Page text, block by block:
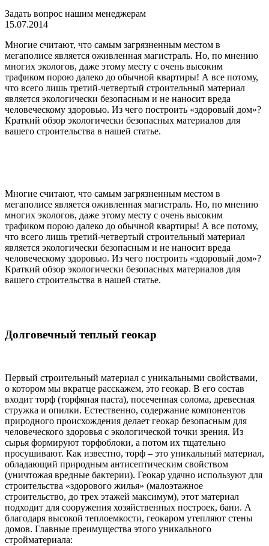
Задать вопрос нашим менеджерам
15.07.2014
Многие считают, что самым загрязненным местом в
мегаполисе является оживленная магистраль. Но, по мнению
многих экологов, даже этому месту с очень высоким
трафиком порою далеко до обычной квартиры! А все потому,
что всего лишь третий-четвертый строительный материал
является экологически безопасным и не наносит вреда
человеческому здоровью. Из чего построить «здоровый дом»?
Краткий обзор экологически безопасных материалов для
вашего строительства в нашей статье.
Многие считают, что самым загрязненным местом в
мегаполисе является оживленная магистраль. Но, по мнению
многих экологов, даже этому месту с очень высоким
трафиком порою далеко до обычной квартиры! А все потому,
что всего лишь третий-четвертый строительный материал
является экологически безопасным и не наносит вреда
человеческому здоровью. Из чего построить «здоровый дом»?
Краткий обзор экологически безопасных материалов для
вашего строительства в нашей статье.
Долговечный теплый геокар
Первый строительный материал с уникальными свойствами,
о котором мы вкратце расскажем, это геокар. В его состав
входит торф (торфяная паста), посеченная солома, древесная
стружка и опилки. Естественно, содержание компонентов
природного происхождения делает геокар безопасным для
человеческого здоровья с экологической точки зрения. Из
сырья формируют торфоблоки, а потом их тщательно
просушивают. Как известно, торф – это уникальный материал,
обладающий природным антисептическим свойством
(уничтожая вредные бактерии). Геокар удачно используют для
строительства «здорового жилья» (малоэтажное
строительство, до трех этажей максимум), этот материал
подходит для сооружения хозяйственных построек, бани. А
благодаря высокой теплоемкости, геокаром утепляют стены
домов. Главные преимущества этого уникального
стройматериала: